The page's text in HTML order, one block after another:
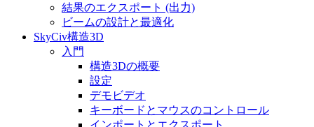
結果のエクスポート (出力)
ビームの設計と最適化
SkyCiv構造3D
入門
構造3Dの概要
設定
デモビデオ
キーボードとマウスのコントロール
インポートとエクスポート